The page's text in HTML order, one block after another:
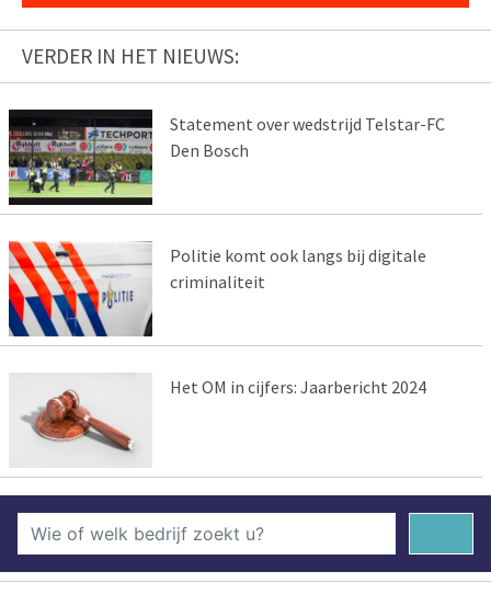
VERDER IN HET NIEUWS:
Statement over wedstrijd Telstar-FC
Den Bosch
Politie komt ook langs bij digitale
criminaliteit
Het OM in cijfers: Jaarbericht 2024